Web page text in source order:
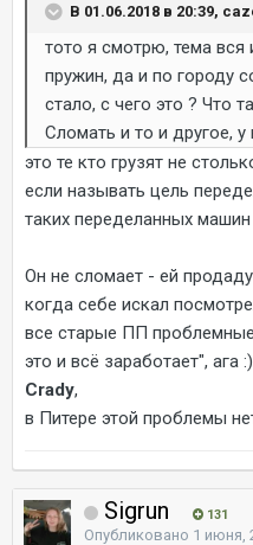
В 01.06.2018 в 20:39,
тото я смотрю, тема вся
пружин, да и по городу
стало, с чего это ? Что
Сломать и то и другое, у
это те кто грузят не
если называть цель
таких переделанных
Он не сломает - ей
когда себе искал
все старые ПП
это и всё заработает", ага :)
Crady,
в Питере этой проблемы
Sigrun 131
Опубликовано 1 июня,